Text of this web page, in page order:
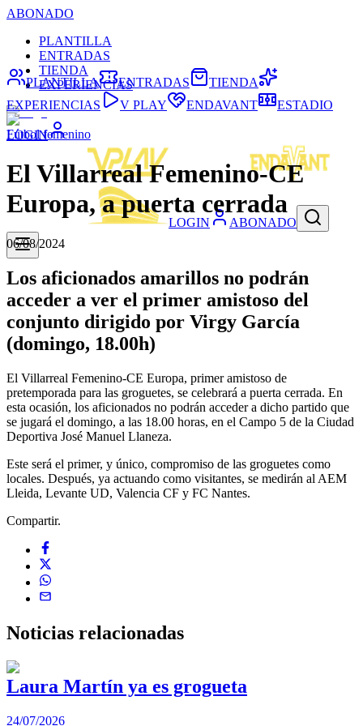
ABONADO
PLANTILLA
ENTRADAS
TIENDA
EXPERIENCIAS
LOGIN
LOGIN ABONADO
PLANTILLA ENTRADAS
TIENDA
EXPERIENCIAS
V PLAY ENDAVANT ESTADIO
Fútbol femenino
El Villarreal Femenino-CE
Europa, a puerta cerrada
06/08/2024
Los aficionados amarillos no podrán
acceder a ver el primer amistoso del
conjunto dirigido por Virgy García
(domingo, 18.00h)
El Villarreal Femenino-CE Europa, primer amistoso de
pretemporada para las groguetes, se celebrará a puerta cerrada. En
esta ocasión, los aficionados no podrán acceder a dicho partido que
se jugará el domingo, a las 18.00 horas, en el Campo 5 de la Ciudad
Deportiva José Manuel Llaneza.
Este será el primer, y único, compromiso de las groguetes como
locales. Después, ya actuando como visitantes, se medirán al AEM
Lleida, Levante UD, Valencia CF y FC Nantes.
Compartir.
Noticias relacionadas
Laura Martín ya es grogueta
24/07/2026